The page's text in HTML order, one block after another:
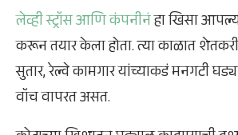
लेव्ही स्ट्रॉस आणि कंपनीनंहा खिसा
करून तयार केला होता. त्या काळात
सुतार, रेल्वे कामगार यांच्याकडं मनगटी
वॉच वापरत असत.